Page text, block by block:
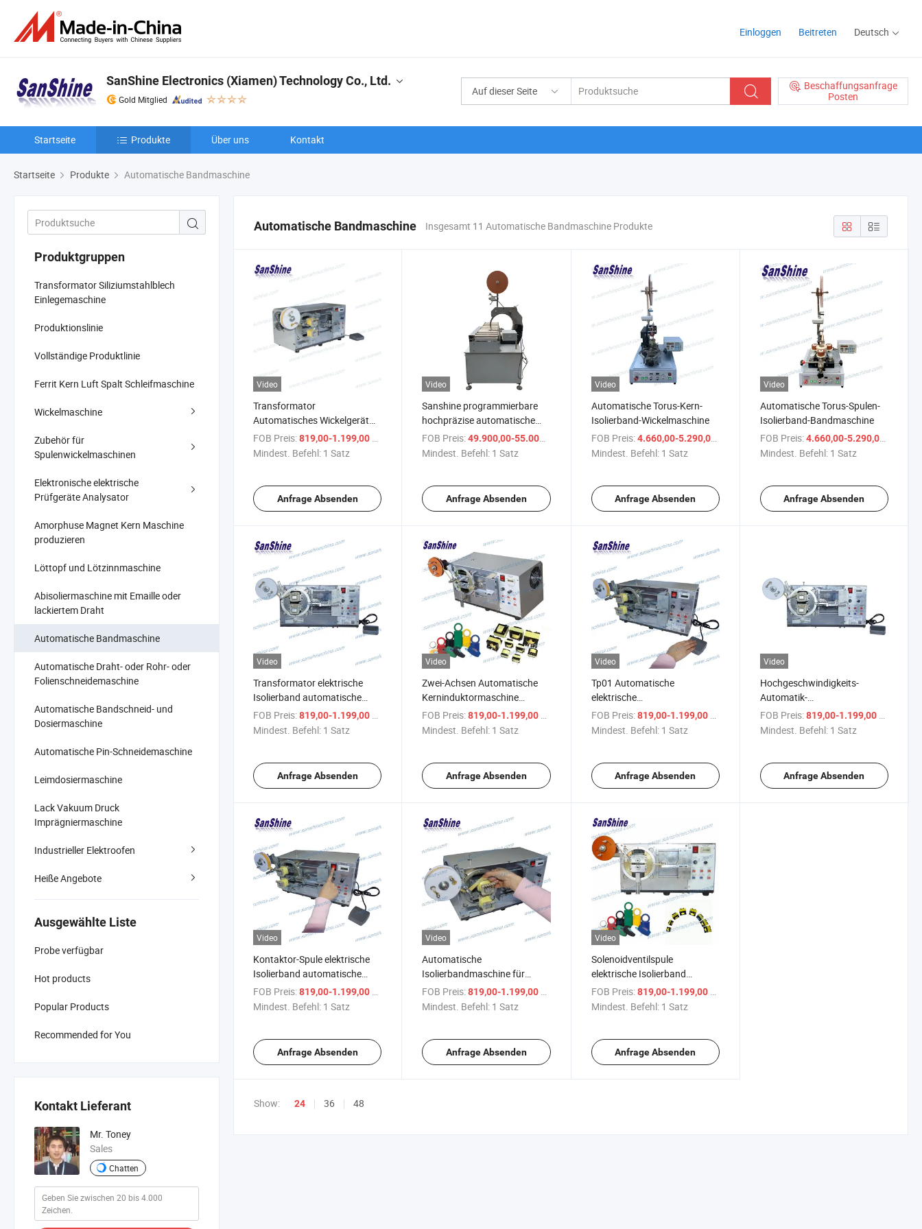
Einloggen Beitreten Deutsch
Auf dieser Seite
Beschaffungsanfrage
Posten
SanShine Electronics (Xiamen) Technology Co., Ltd.
Gold Mitglied
Startseite Produkte Über uns Kontakt
Startseite Produkte Automatische Bandmaschine
Produktgruppen
Transformator Siliziumstahlblech
Einlegemaschine
Produktionslinie
Vollständige Produktlinie
Ferrit Kern Luft Spalt Schleifmaschine
Wickelmaschine
Zubehör für
Spulenwickelmaschinen
Elektronische elektrische
Prüfgeräte Analysator
Amorphuse Magnet Kern Maschine
produzieren
Löttopf und Lötzinnmaschine
Abisoliermaschine mit Emaille oder
lackiertem Draht
Automatische Bandmaschine
Automatische Draht- oder Rohr- oder
Folienschneidemaschine
Automatische Bandschneid- und
Dosiermaschine
Automatische Pin-Schneidemaschine
Leimdosiermaschine
Lack Vakuum Druck
Imprägniermaschine
Industrieller Elektroofen
Heiße Angebote
Ausgewählte Liste
Probe verfügbar
Hot products
Popular Products
Recommended for You
Kontakt Lieferant
Mr. Toney
Sales
Chatten
Automatische Bandmaschine Insgesamt 11 Automatische Bandmaschine Produkte
Video
Transformator
Automatisches Wickelgerät
(SS-TP01)
FOB Preis:819,00-1.199,00 $
Mindest. Befehl: 1 Satz
Anfrage Absenden
Video
Sanshine programmierbare
hochpräzise automatische
Wickelmaschine für große
Transformator rechteckige
FOB Preis: 49.900,00-55.000,00 $
/ Satz
Mindest. Befehl: 1 Satz
Anfrage Absenden
Video
Automatische Torus-Kern-
Isolierband-Wickelmaschine
FOB Preis: 4.660,00-5.290,00 $
Mindest. Befehl: 1 Satz
Anfrage Absenden
Video
Automatische Torus-Spulen-
Isolierband-Bandmaschine
FOB Preis: 4.660,00-5.290,00 $
Mindest. Befehl: 1 Satz
Anfrage Absenden
Video
Transformator elektrische
Isolierband automatische
Wickelmaschine (SS-TP01)
FOB Preis:819,00-1.199,00 $
Mindest. Befehl: 1 Satz
Anfrage Absenden
Video
Zwei-Achsen Automatische
Kerninduktormaschine
Automatische
Spulenwickelmaschine (SS-
FOB Preis: 819,00-1.199,00 $
Mindest. Befehl: 1 Satz
Anfrage Absenden
Video
Tp01 Automatische
elektrische
Isolierbandwickelmaschine
für Spulenwickel
FOB Preis: 819,00-1.199,00 $
Mindest. Befehl: 1 Satz
Anfrage Absenden
Video
Hochgeschwindigkeits-
Automatik-
Isolierbandmaschine für
Relaiswicklung Ss-Tp01
FOB Preis: 819,00-1.199,00 $
Mindest. Befehl: 1 Satz
Anfrage Absenden
Video
Kontaktor-Spule elektrische
Isolierband automatische
Wickelmaschine (SS-TP01)
FOB Preis:819,00-1.199,00 $
Mindest. Befehl: 1 Satz
Anfrage Absenden
Video
Automatische
Isolierbandmaschine für
Zündspulen Ss-Tp01
FOB Preis: 819,00-1.199,00 $
Mindest. Befehl: 1 Satz
Anfrage Absenden
Video
Solenoidventilspule
elektrische Isolierband
automatische
Wickelmaschine
FOB Preis: 819,00-1.199,00 $
Mindest. Befehl: 1 Satz
Anfrage Absenden
Show: 24 36 48